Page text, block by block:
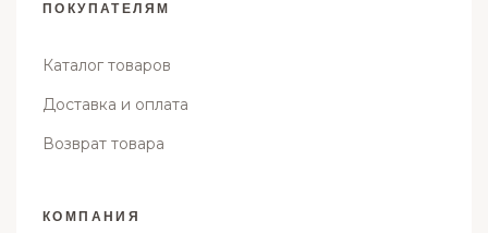
ПОКУПАТЕЛЯМ
Каталог товаров
Доставка и оплата
Возврат товара
КОМПАНИЯ